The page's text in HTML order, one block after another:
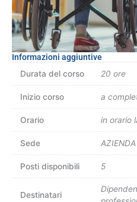
Informazioni aggiuntive
Durata del corso
20 ore
Inizio corso a
Orario in orario
Sede AZIENDA
Posti disponibili 5
Destinatari